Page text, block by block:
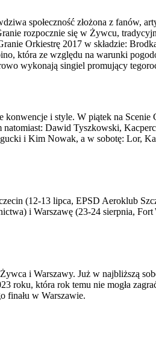
społeczność złożona z fanów,
rozpocznie się w Żywcu,
Orkiestrę 2017 w składzie:
która ze względu na warunki
wykonają singiel promujący
i style. W piątek na
Dawid Tyszkowski,
i Kim Nowak, a w sobotę: Lor,
(12-13 lipca, EPSD Aeroklub
i Warszawę (23-24 sierpnia,
i Warszawy. Już w najbliższą
roku, która rok temu nie mogła
finału w Warszawie.